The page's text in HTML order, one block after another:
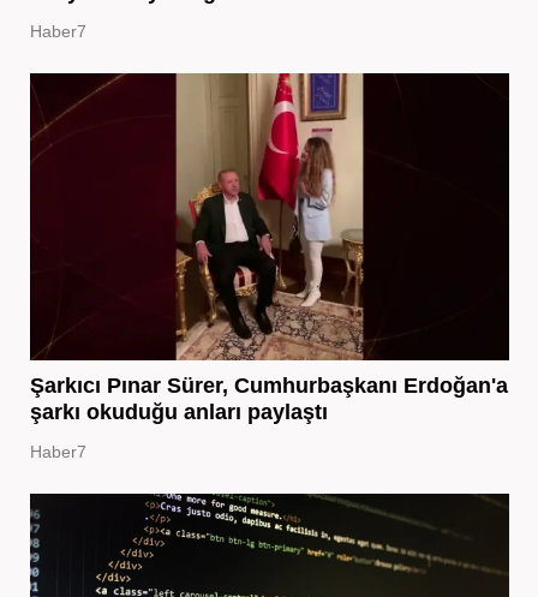
Haber7
Şarkıcı Pınar Sürer, Cumhurbaşkanı Erdoğan'a
şarkı okuduğu anları paylaştı
Haber7